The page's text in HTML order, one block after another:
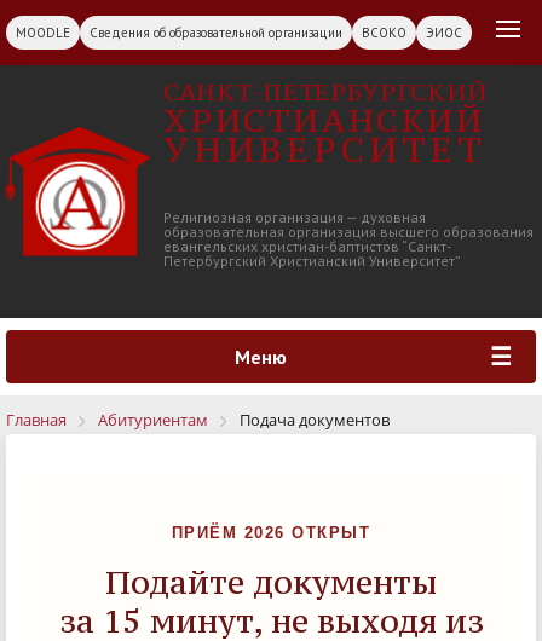
MOODLE Сведения об образовательной организации ВСОКО ЭИОС
САНКТ-ПЕТЕРБУРГСКИЙ
ХРИСТИАНСКИЙ
УНИВЕРСИТЕТ
Религиозная организация — духовная
образовательная организация высшего образования
евангельских христиан-баптистов “Санкт-
Петербургский Христианский Университет”
Меню
Главная Абитуриентам Подача документов
ПРИЁМ 2026 ОТКРЫТ
Подайте документы
за 15 минут, не выходя из